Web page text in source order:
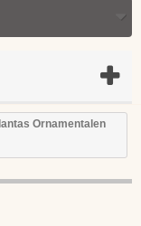
Ornamentalen